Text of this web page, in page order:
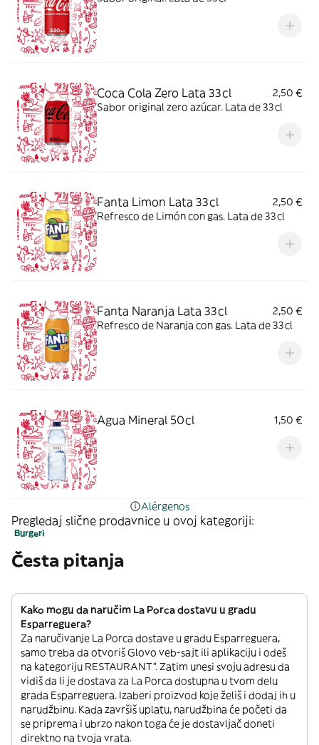
Coca Cola Zero Lata 33cl
2,50 €
Sabor original zero azúcar. Lata de 33cl
Fanta Limon Lata 33cl
2,50 €
Refresco de Limón con gas. Lata de 33cl
Fanta Naranja Lata 33cl
2,50 €
Refresco de Naranja con gas. Lata de 33cl
Agua Mineral 50cl 1,50 €
Alérgenos
Pregledaj slične prodavnice u ovoj kategoriji:
Burgeri
Česta pitanja
Kako mogu da naručim La Porca dostavu u gradu
Esparreguera?
Za naručivanje La Porca dostave u gradu Esparreguera,
samo treba da otvoriš Glovo veb-sajt ili aplikaciju i odeš
na kategoriju RESTAURANT”. Zatim unesi svoju adresu da
vidiš da li je dostava za La Porca dostupna u tvom delu
grada Esparreguera. Izaberi proizvod koje želiš i dodaj ih u
narudžbinu. Kada završiš uplatu, narudžbina će početi da
se priprema i ubrzo nakon toga će je dostavljač doneti
direktno na tvoja vrata.